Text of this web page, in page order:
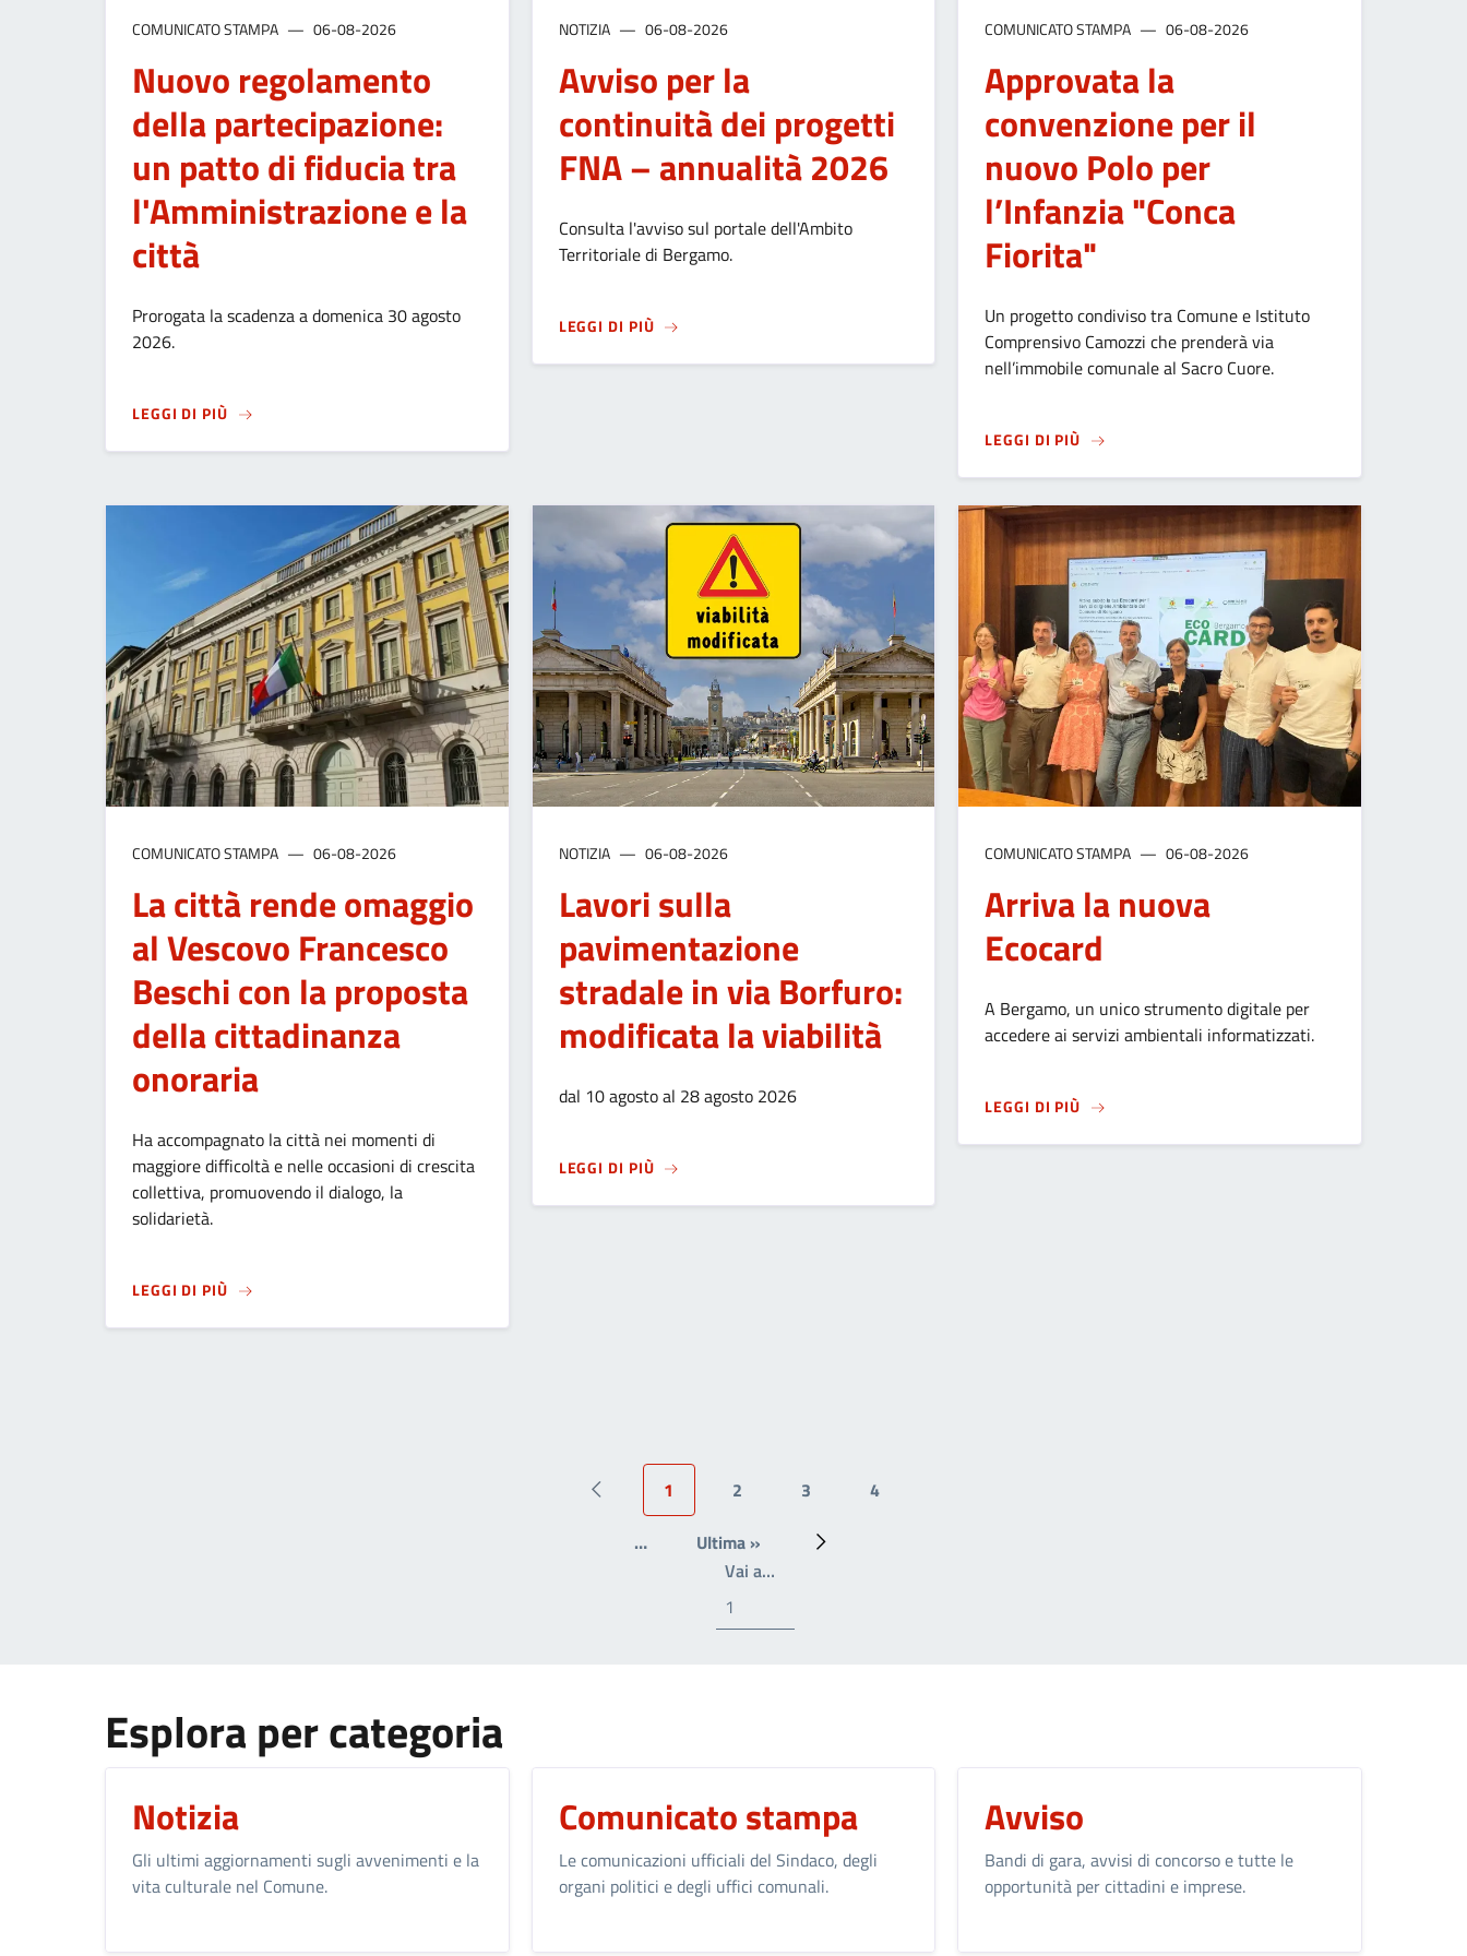
COMUNICATO STAMPA 06-08-2026
Nuovo regolamento
della partecipazione:
un patto di fiducia tra
l'Amministrazione e la
città
Prorogata la scadenza a domenica 30 agosto
2026.
LEGGI DI PIÙSUNUOVO REGOLAMENTO DELLA PARTECIPAZIONE: UN PATTO DI FIDUCIA TRA L'AMMINISTRAZIONE E LA CITTÀ
NOTIZIA 06-08-2026
Avviso per la
continuità dei progetti
FNA – annualità 2026
Consulta l'avviso sul portale dell'Ambito
Territoriale di Bergamo.
LEGGI DI PIÙSU AVVISO PER LA CONTINUITÀ DEI PROGETTI FNA – ANNUALITÀ 2026
COMUNICATO STAMPA 06-08-2026
Approvata la
convenzione per il
nuovo Polo per
l’Infanzia "Conca
Fiorita"
Un progetto condiviso tra Comune e Istituto
Comprensivo Camozzi che prenderà via
nell’immobile comunale al Sacro Cuore.
LEGGI DI PIÙ SUAPPROVATA LA CONVENZIONE PER IL NUOVO
COMUNICATO STAMPA 06-08-2026
La città rende omaggio
al Vescovo Francesco
Beschi con la proposta
della cittadinanza
onoraria
Ha accompagnato la città nei momenti di
maggiore difficoltà e nelle occasioni di crescita
collettiva, promuovendo il dialogo, la
solidarietà.
LEGGI DI PIÙSULA CITTÀ RENDE OMAGGIO AL VESCOVO FRANCESCO BESCHI CON LA PROPOSTA DELLA CITTADINANZA ONORARIA
NOTIZIA 06-08-2026
Lavori sulla
pavimentazione
stradale in via Borfuro:
modificata la viabilità
dal 10 agosto al 28 agosto 2026
LEGGI DI PIÙSU
COMUNICATO STAMPA 06-08-2026
Arriva la nuova
Ecocard
A Bergamo, un unico strumento digitale per
accedere ai servizi ambientali informatizzati.
LEGGI DI PIÙ SUARRIVA LA NUOVA ECOCARD
Pagina precedente
Pagina attuale
1
Page
2
Page
3
Page
4
…
Ultima pagina
Ultima »
Prossima pagina
Vai a…Write the page number you want to go to
Esplora per categoria
Notizia
Gli ultimi aggiornamenti sugli avvenimenti e la
vita culturale nel Comune.
Comunicato stampa
Le comunicazioni ufficiali del Sindaco, degli
organi politici e degli uffici comunali.
Avviso
Bandi di gara, avvisi di concorso e tutte le
opportunità per cittadini e imprese.